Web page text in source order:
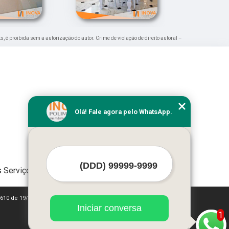
é proibida sem a autorização do autor. Crime de violação de direito autoral –
de 19/02/1998)
1
Olá! Fale agora pelo WhatsApp.
Iniciar conversa